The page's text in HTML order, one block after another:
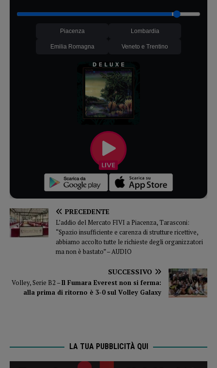
Piacenza Lombardia
Emilia Romagna Veneto e Trentino
PRECEDENTE
L’addio del Mercato FIVI a Piacenza, Tarasconi:
“Spazio insufficiente e carenza di strutture ricettive,
abbiamo accolto tutte le richieste degli organizzatori
ma non è bastato” – AUDIO
SUCCESSIVO
Volley, Serie B2 –Il Fumara Everest non si ferma:
alla prima di ritorno è 3-0 sul Volley Galaxy
LA TUA PUBBLICITÀ QUI